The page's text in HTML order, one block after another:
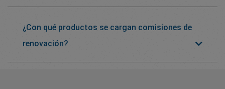
¿Con qué productos se cargan comisiones de
renovación?